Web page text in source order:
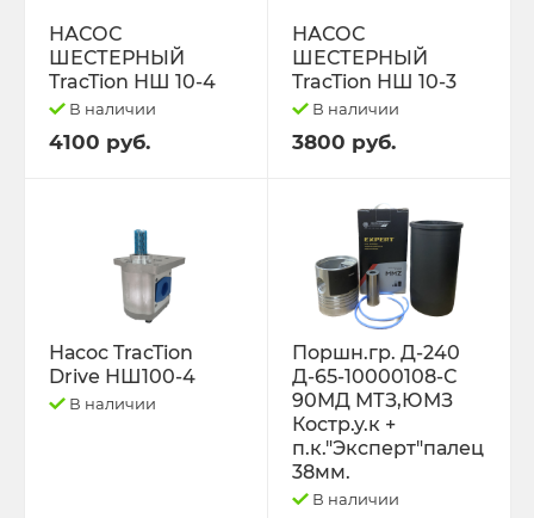
НАСОС
ШЕСТЕРНЫЙ
TracTion НШ 10-4
В наличии
4100 руб.
НАСОС
ШЕСТЕРНЫЙ
TracTion НШ 10-3
В наличии
3800 руб.
Насос TracTion
Drive НШ100-4
В наличии
Поршн.гр. Д-240
Д-65-10000108-С
90МД МТЗ,ЮМЗ
Костр.у.к +
п.к."Эксперт"палец
38мм.
В наличии
Свободный код
СЕЛЬХОЗ-МАШИНЫ
ТО-49 , ТО-30. ТО-28
ТОПЛИВОПРОВОДЫ.
Трактор ДТ-175 (ВОЛГАРЬ). ВТ-100
Трактор ДТ-75,Т-4,ТДТ-55 дв.А-41/01,